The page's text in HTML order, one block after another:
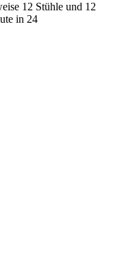
12 Stühle und 12
in 24